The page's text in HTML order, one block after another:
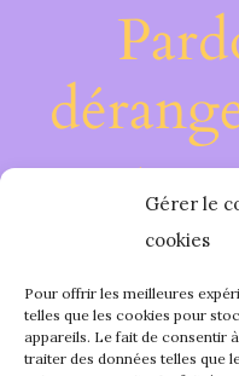
Gérer le
cookies
Pour offrir les meilleures
telles que les cookies pour
appareils. Le fait de consentir
traiter des données telles que